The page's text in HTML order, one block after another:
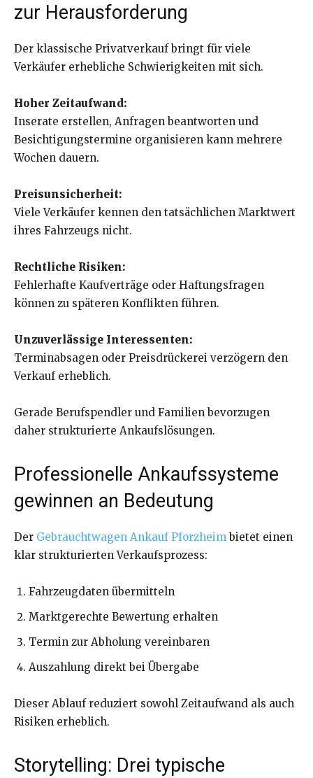
zur Herausforderung
Der klassische Privatverkauf bringt für viele
Verkäufer erhebliche Schwierigkeiten mit sich.
Hoher Zeitaufwand:
Inserate erstellen, Anfragen beantworten und
Besichtigungstermine organisieren kann mehrere
Wochen dauern.
Preisunsicherheit:
Viele Verkäufer kennen den tatsächlichen Marktwert
ihres Fahrzeugs nicht.
Rechtliche Risiken:
Fehlerhafte Kaufverträge oder Haftungsfragen
können zu späteren Konflikten führen.
Unzuverlässige Interessenten:
Terminabsagen oder Preisdrückerei verzögern den
Verkauf erheblich.
Gerade Berufspendler und Familien bevorzugen
daher strukturierte Ankaufslösungen.
Professionelle Ankaufssysteme
gewinnen an Bedeutung
Der Gebrauchtwagen Ankauf Pforzheimbietet einen
klar strukturierten Verkaufsprozess:
Fahrzeugdaten übermitteln
Marktgerechte Bewertung erhalten
Termin zur Abholung vereinbaren
Auszahlung direkt bei Übergabe
Dieser Ablauf reduziert sowohl Zeitaufwand als auch
Risiken erheblich.
Storytelling: Drei typische